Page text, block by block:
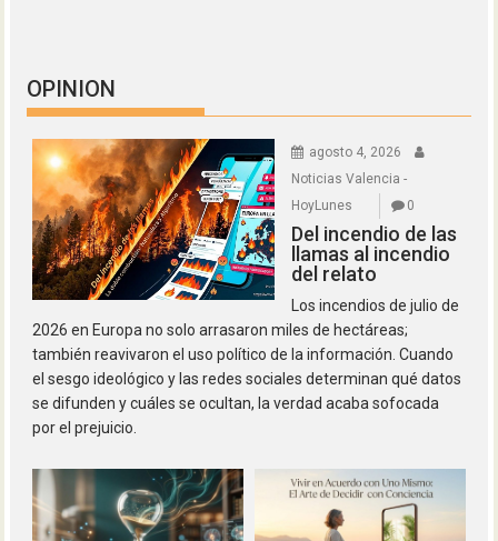
OPINION
agosto 4, 2026
Noticias Valencia -
HoyLunes
0
Del incendio de las
llamas al incendio
del relato
Los incendios de julio de
2026 en Europa no solo arrasaron miles de hectáreas;
también reavivaron el uso político de la información. Cuando
el sesgo ideológico y las redes sociales determinan qué datos
se difunden y cuáles se ocultan, la verdad acaba sofocada
por el prejuicio.